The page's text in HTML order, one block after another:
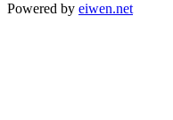
Powered by eiwen.net